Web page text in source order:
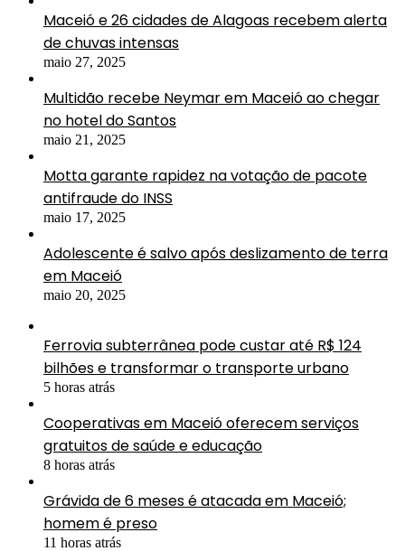
Maceió e 26 cidades de Alagoas recebem alerta
de chuvas intensas
maio 27, 2025
Multidão recebe Neymar em Maceió ao chegar
no hotel do Santos
maio 21, 2025
Motta garante rapidez na votação de pacote
antifraude do INSS
maio 17, 2025
Adolescente é salvo após deslizamento de terra
em Maceió
maio 20, 2025
Ferrovia subterrânea pode custar até R$ 124
bilhões e transformar o transporte urbano
5 horas atrás
Cooperativas em Maceió oferecem serviços
gratuitos de saúde e educação
8 horas atrás
Grávida de 6 meses é atacada em Maceió;
homem é preso
11 horas atrás